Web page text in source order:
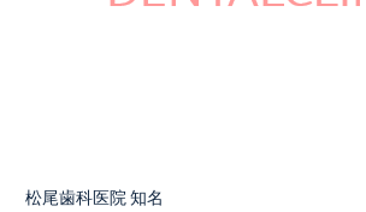
松尾歯科医院 知名